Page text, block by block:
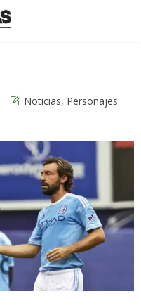
Noticias, Personajes